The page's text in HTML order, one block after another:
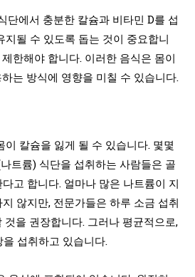
단에서 충분한 칼슘과 비타민 D를 섭
지될 수 있도록 돕‍는 것이 중요합니
한해야 합니다. 이러한 음식은 몸이
는 방식에 영향을 미칠 수 있습니다.
이 칼슘을 잃게 될 수 있습니다. 몇몇
트륨) 식단을 섭취하는 사람들은 골
고 합니다. 얼마나 많은 나트륨이 지
않지만, 전문가들은 하루 소금 섭취
을 권장합니다. 그러나 평균적으로,
섭취하고 있습니다.